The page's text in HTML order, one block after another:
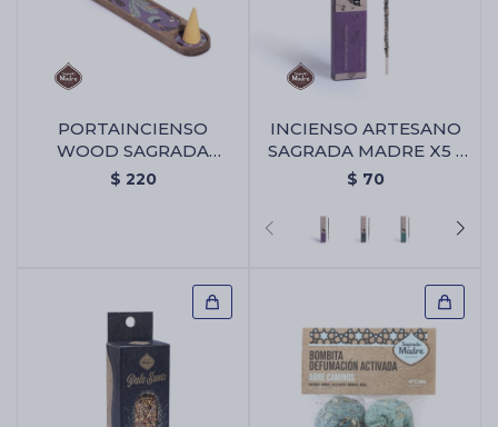
PORTAINCIENSO
WOOD SAGRADA
MADRE - Portaincienso
$ 220
INCIENSO ARTESANO
SAGRADA MADRE X5 -
Palo Santo/lavanda
$ 70